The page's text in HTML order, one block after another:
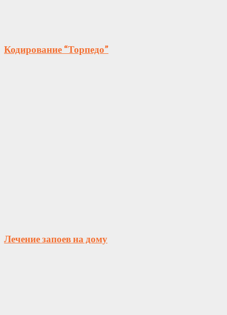
Кодирование “Торпедо”
Лечение запоев на дому